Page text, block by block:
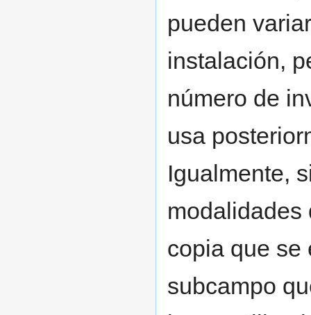
pueden
instalación,
número de
usa
Igualmente,
modalidades
copia que se
subcampo